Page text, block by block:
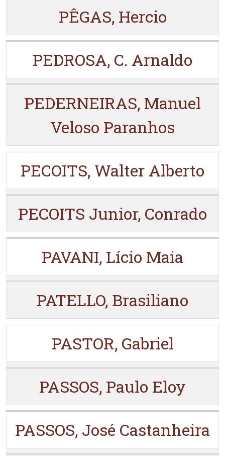
PÊGAS, Hercio
PEDROSA, C. Arnaldo
PEDERNEIRAS, Manuel
Veloso Paranhos
PECOITS, Walter Alberto
PECOITS Junior, Conrado
PAVANI, Lício Maia
PATELLO, Brasiliano
PASTOR, Gabriel
PASSOS, Paulo Eloy
PASSOS, José Castanheira